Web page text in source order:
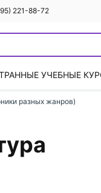
221-88-72
УЧЕБНЫЕ
разных жанров)